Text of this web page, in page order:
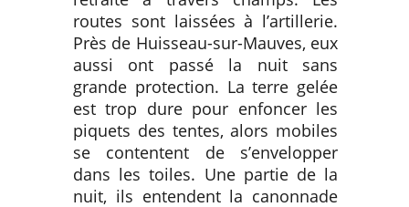
routes sont laissées à l’artillerie.
Près de Huisseau-sur-Mauves, eux
aussi ont passé la nuit sans
grande protection. La terre gelée
est trop dure pour enfoncer les
piquets des tentes, alors mobiles
se contentent de s’envelopper
dans les toiles. Une partie de la
nuit, ils entendent la canonnade